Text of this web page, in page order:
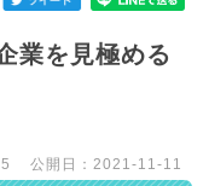
業を見極める
公開日：2021-11-11